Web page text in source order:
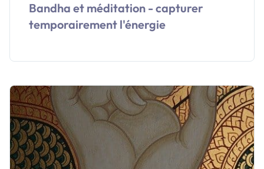
Bandha et méditation - capturer
temporairement l'énergie